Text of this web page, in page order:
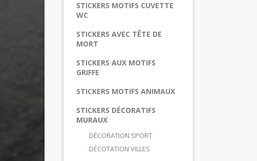
STICKERS MOTIFS CUVETTE
WC
STICKERS AVEC TÊTE DE
MORT
STICKERS AUX MOTIFS
GRIFFE
STICKERS MOTIFS ANIMAUX
STICKERS DÉCORATIFS
MURAUX
DÉCORATION SPORT
DÉCOTATION VILLES